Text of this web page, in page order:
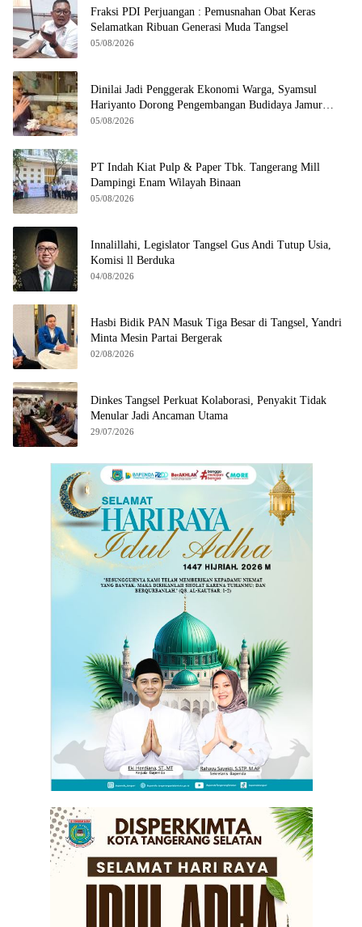
Fraksi PDI Perjuangan : Pemusnahan Obat Keras
Selamatkan Ribuan Generasi Muda Tangsel
05/08/2026
Dinilai Jadi Penggerak Ekonomi Warga, Syamsul
Hariyanto Dorong Pengembangan Budidaya Jamur
Crispy di Serpong
05/08/2026
PT Indah Kiat Pulp & Paper Tbk. Tangerang Mill
Dampingi Enam Wilayah Binaan
05/08/2026
Innalillahi, Legislator Tangsel Gus Andi Tutup Usia,
Komisi ll Berduka
04/08/2026
Hasbi Bidik PAN Masuk Tiga Besar di Tangsel, Yandri
Minta Mesin Partai Bergerak
02/08/2026
Dinkes Tangsel Perkuat Kolaborasi, Penyakit Tidak
Menular Jadi Ancaman Utama
29/07/2026